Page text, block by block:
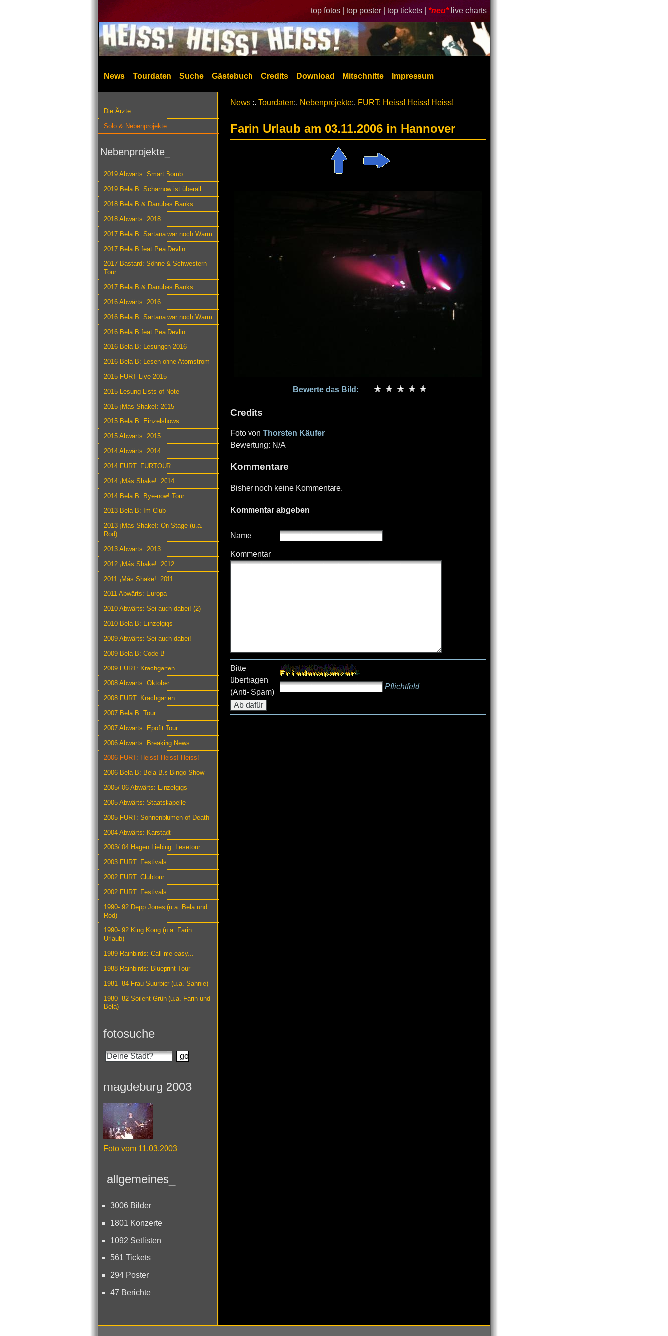
top fotos | top poster | top tickets | *neu* live charts
News Tourdaten Suche Gästebuch Credits Download Mitschnitte Impressum
Die Ärzte
Solo & Nebenprojekte
Nebenprojekte_
2019 Abwärts: Smart Bomb
2019 Bela B: Scharnow ist überall
2018 Bela B & Danubes Banks
2018 Abwärts: 2018
2017 Bela B: Sartana war noch Warm
2017 Bela B feat Pea Devlin
2017 Bastard: Söhne & Schwestern
Tour
2017 Bela B & Danubes Banks
2016 Abwärts: 2016
2016 Bela B. Sartana war noch Warm
2016 Bela B feat Pea Devlin
2016 Bela B: Lesungen 2016
2016 Bela B: Lesen ohne Atomstrom
2015 FURT Live 2015
2015 Lesung Lists of Note
2015 ¡Más Shake!: 2015
2015 Bela B: Einzelshows
2015 Abwärts: 2015
2014 Abwärts: 2014
2014 FURT: FURTOUR
2014 ¡Más Shake!: 2014
2014 Bela B: Bye-now! Tour
2013 Bela B: Im Club
2013 ¡Más Shake!: On Stage (u.a.
Rod)
2013 Abwärts: 2013
2012 ¡Más Shake!: 2012
2011 ¡Más Shake!: 2011
2011 Abwärts: Europa
2010 Abwärts: Sei auch dabei! (2)
2010 Bela B: Einzelgigs
2009 Abwärts: Sei auch dabei!
2009 Bela B: Code B
2009 FURT: Krachgarten
2008 Abwärts: Oktober
2008 FURT: Krachgarten
2007 Bela B: Tour
2007 Abwärts: Epofit Tour
2006 Abwärts: Breaking News
2006 FURT: Heiss! Heiss! Heiss!
2006 Bela B: Bela B.s Bingo-Show
2005/ 06 Abwärts: Einzelgigs
2005 Abwärts: Staatskapelle
2005 FURT: Sonnenblumen of Death
2004 Abwärts: Karstadt
2003/ 04 Hagen Liebing: Lesetour
2003 FURT: Festivals
2002 FURT: Clubtour
2002 FURT: Festivals
1990- 92 Depp Jones (u.a. Bela und
Rod)
1990- 92 King Kong (u.a. Farin
Urlaub)
1989 Rainbirds: Call me easy...
1988 Rainbirds: Blueprint Tour
1981- 84 Frau Suurbier (u.a. Sahnie)
1980- 82 Soilent Grün (u.a. Farin und
Bela)
fotosuche
magdeburg 2003
Foto vom 11.03.2003
allgemeines_
3006 Bilder
1801 Konzerte
1092 Setlisten
561 Tickets
294 Poster
47 Berichte
News :. Tourdaten:. Nebenprojekte:. FURT: Heiss! Heiss! Heiss!
Farin Urlaub am 03.11.2006 in Hannover
Bewerte das Bild:
Credits
Foto von Thorsten Käufer
Bewertung: N/A
Kommentare
Bisher noch keine Kommentare.
Kommentar abgeben
Name
Kommentar
Bitte
übertragen
(Anti- Spam)
Pflichtfeld